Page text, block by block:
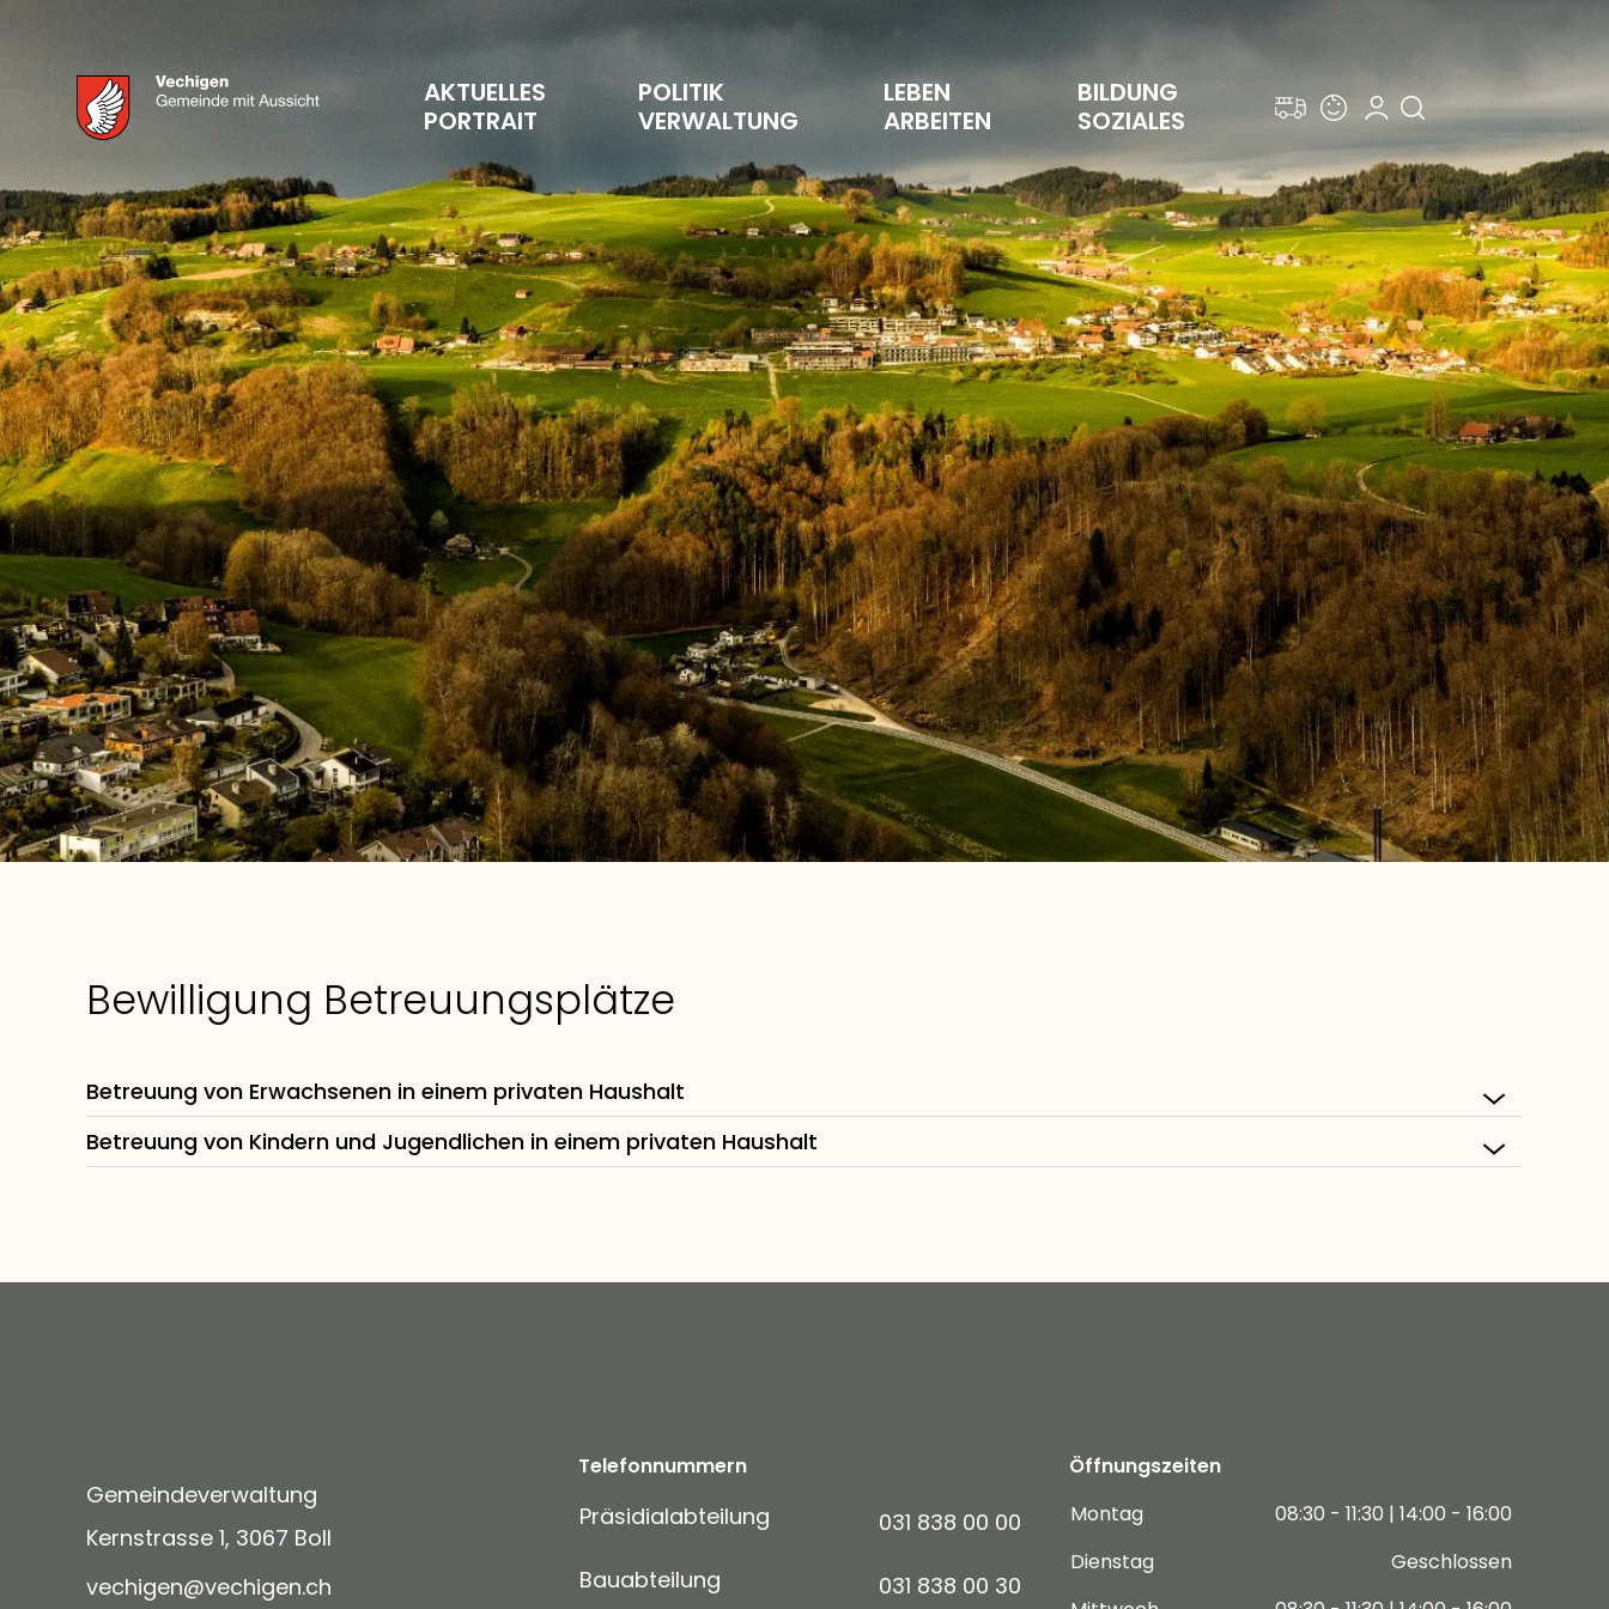
AKTUELLES
PORTRAIT
POLITIK
VERWALTUNG
LEBEN
ARBEITEN
BILDUNG
SOZIALES
Bewilligung Betreuungsplätze
Betreuung von Erwachsenen in einem privaten Haushalt
Betreuung von Kindern und Jugendlichen in einem privaten Haushalt
Gemeindeverwaltung
Kernstrasse 1, 3067 Boll
v ch g n v ch g n ch
Telefonnummern
Präsidialabteilung
031 838 00 00
Bauabteilung
031 838 00 30
Öffnungszeiten
Montag
08:30 - 11:30 | 14:00 - 16:00
Dienstag
Geschlossen